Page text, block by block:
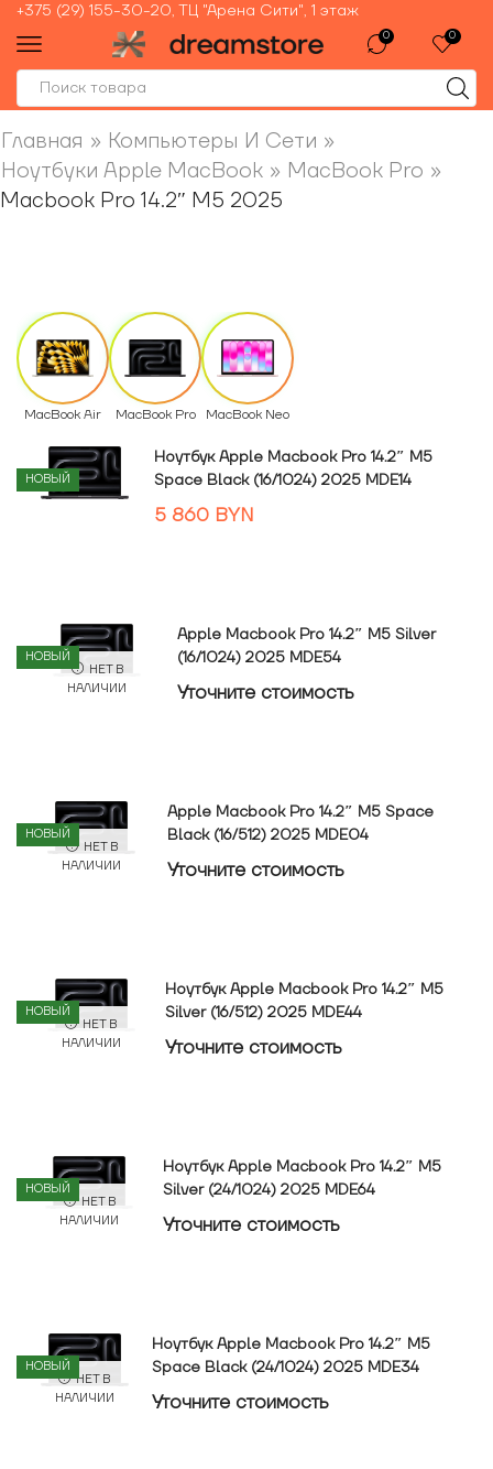
+375 (29) 155-30-20, ТЦ "Арена Сити", 1 этаж
0 0
Главная » Компьютеры И Сети »
Ноутбуки Apple MacBook » MacBook Pro »
Macbook Pro 14.2″ M5 2025
MacBook Air MacBook Pro MacBook Neo
НОВЫЙ
Ноутбук Apple Macbook Pro 14.2″ M5
Space Black (16/1024) 2025 MDE14
5 860 BYN
НОВЫЙ
НЕТ В
НАЛИЧИИ
Apple Macbook Pro 14.2″ M5 Silver
(16/1024) 2025 MDE54
Уточнитe стоимость
НОВЫЙ
НЕТ В
НАЛИЧИИ
Apple Macbook Pro 14.2″ M5 Space
Black (16/512) 2025 MDE04
Уточнитe стоимость
НОВЫЙ
НЕТ В
НАЛИЧИИ
Ноутбук Apple Macbook Pro 14.2″ M5
Silver (16/512) 2025 MDE44
Уточнитe стоимость
НОВЫЙ
НЕТ В
НАЛИЧИИ
Ноутбук Apple Macbook Pro 14.2″ M5
Silver (24/1024) 2025 MDE64
Уточнитe стоимость
НОВЫЙ
НЕТ В
НАЛИЧИИ
Ноутбук Apple Macbook Pro 14.2″ M5
Space Black (24/1024) 2025 MDE34
Уточнитe стоимость